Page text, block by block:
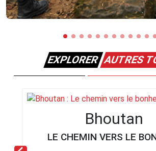
EXPLORERAUTRES
Bhoutan
LE CHEMIN VERS LE